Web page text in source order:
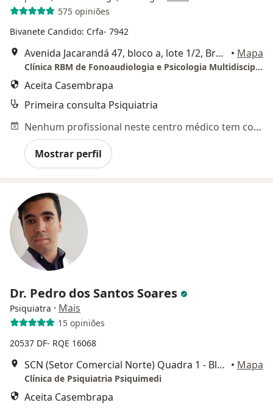
575 opiniões
Bivanete Candido: Crfa- 7942
Avenida Jacarandá 47, bloco a, lote 1/2, Brasília • Mapa
Clínica RBM de Fonoaudiologia e Psicologia Multidisciplinar
Aceita Casembrapa
Primeira consulta Psiquiatria
Nenhum profissional neste centro médico tem consultas disponíveis
Mostrar perfil
Dr. Pedro dos Santos Soares
Psiquiatra · Mais
15 opiniões
20537 DF- RQE 16068
SCN (Setor Comercial Norte) Quadra 1 - Bloco F, Sala 1111 - Edifício America Office Tower - Asa Norte, Brasília - DF,, Brasília • Mapa
Clínica de Psiquiatria Psiquimedi
Aceita Casembrapa